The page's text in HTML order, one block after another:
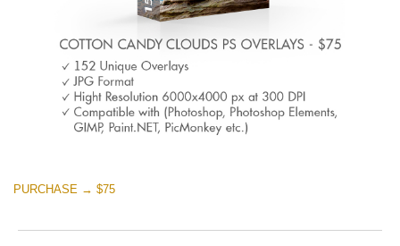
PURCHASE → $75